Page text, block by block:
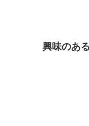
興味のあ